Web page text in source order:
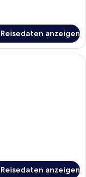
anzeigen
mit zwei Betten,
anzeigen